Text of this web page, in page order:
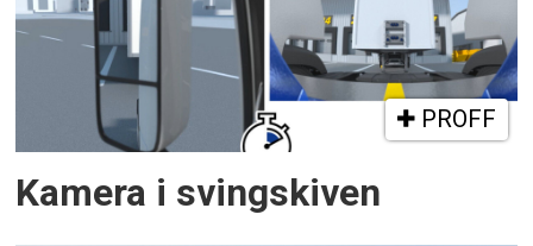
PROFF
Kamera i svingskiven